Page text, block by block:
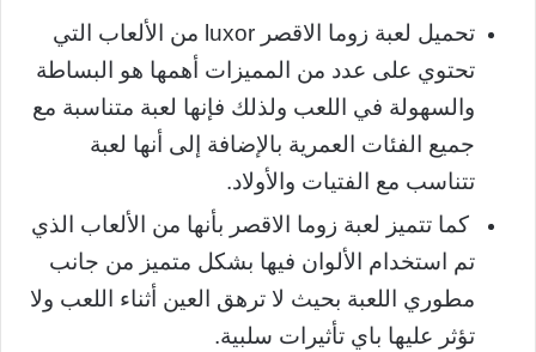
تحميل لعبة زوما الاقصر luxor من الألعاب التي
تحتوي على عدد من المميزات أهمها هو البساطة
والسهولة في اللعب ولذلك فإنها لعبة متناسبة مع
جميع الفئات العمرية بالإضافة إلى أنها لعبة
تتناسب مع الفتيات والأولاد.
كما تتميز لعبة زوما الاقصر بأنها من الألعاب الذي
تم استخدام الألوان فيها بشكل متميز من جانب
مطوري اللعبة بحيث لا ترهق العين أثناء اللعب ولا
تؤثر عليها باي تأثيرات سلبية.